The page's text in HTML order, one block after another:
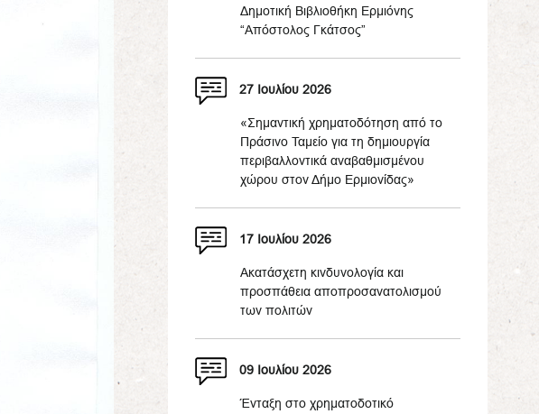
Δημοτική Βιβλιοθήκη Ερμιόνης
“Απόστολος Γκάτσος”
27 Ιουλίου 2026
«Σημαντική χρηματοδότηση από το
Πράσινο Ταμείο για τη δημιουργία
περιβαλλοντικά αναβαθμισμένου
χώρου στον Δήμο Ερμιονίδας»
17 Ιουλίου 2026
Ακατάσχετη κινδυνολογία και
προσπάθεια αποπροσανατολισμού
των πολιτών
09 Ιουλίου 2026
Ένταξη στο χρηματοδοτικό